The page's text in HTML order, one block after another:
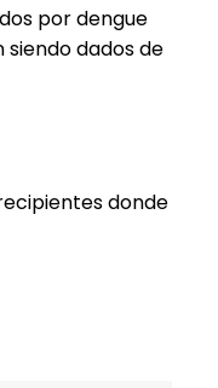
por dengue
dados de
donde